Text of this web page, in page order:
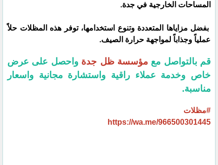
المساحات الخارجية في جدة.
بفضل مزاياها المتعددة وتنوع استخدامها، توفر هذه المظلات حلاً
عملياً وجذاباً لمواجهة حرارة الصيف.
قم بالتواصل معمؤسسة ظل جدة واحصل على عرض
خاص وخدمة عملاء راقية واستشارة مجانية واسعار
مناسبة.
#مظلات
https://wa.me/966500301445